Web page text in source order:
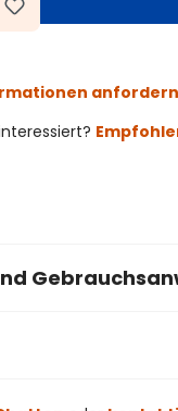
anfordern